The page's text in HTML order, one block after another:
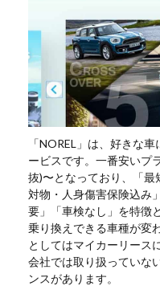
「NOREL」は、好きな
ービスです。一番安いプ
抜)〜となっており、「最
対物・人身傷害保険込み
要」「車検なし」を特徴
乗り換えできる車種が変
としてはマイカーリース
会社では取り扱っていな
ンスがあります。